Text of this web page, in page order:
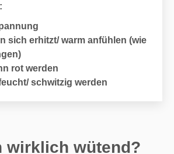
sich erhitzt/ warm anfühlen (wie
)
rot werden
/schwitzig werden
wirklich wütend?